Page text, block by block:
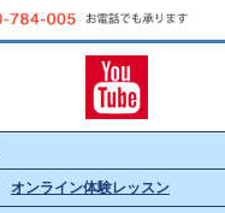
オンライン体験レッスン